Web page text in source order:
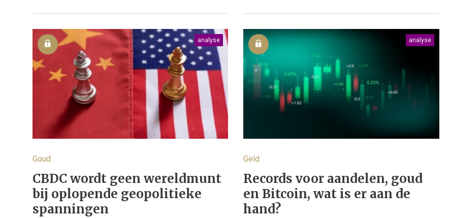
analyse
Goud
CBDC wordt geen wereldmunt
bij oplopende geopolitieke
spanningen
analyse
Geld
Records voor aandelen, goud
en Bitcoin, wat is er aan de
hand?